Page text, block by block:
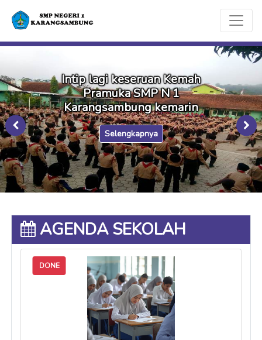
Intip lagi keseruan Kemah
Pramuka SMP N 1
Karangsambung kemarin
Selengkapnya
AGENDA SEKOLAH
DONE